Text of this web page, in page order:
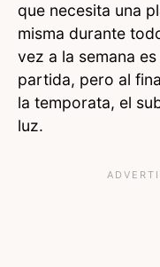
que necesita una
misma durante
vez a la semana
partida, pero al
la temporata, el
luz.